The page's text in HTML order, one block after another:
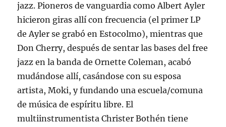
jazz. Pioneros de vanguardia como Albert Ayler
hicieron giras allí con frecuencia (el primer LP
de Ayler se grabó en Estocolmo), mientras que
Don Cherry, después de sentar las bases del free
jazz en la banda de Ornette Coleman, acabó
mudándose allí, casándose con su esposa
artista, Moki, y fundando una escuela/comuna
de música de espíritu libre. El
multiinstrumentista Christer Bothén tiene